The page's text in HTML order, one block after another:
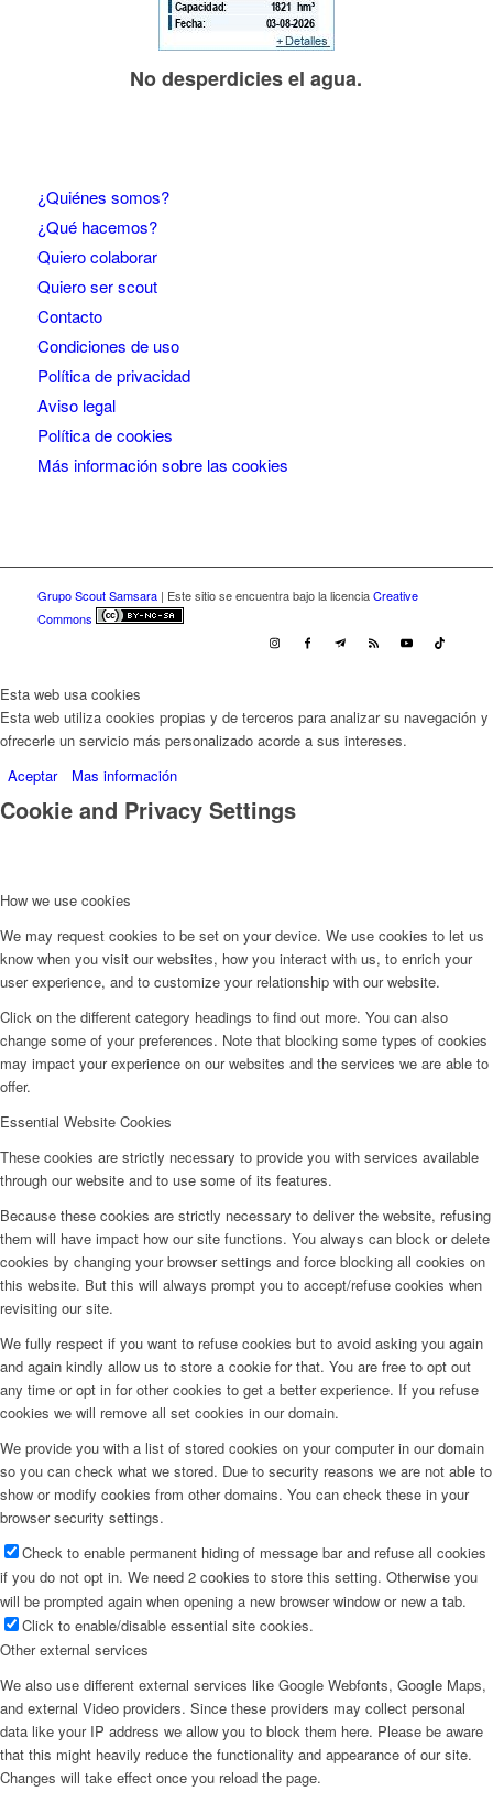
No desperdicies el agua.
¿Quiénes somos?
¿Qué hacemos?
Quiero colaborar
Quiero ser scout
Contacto
Condiciones de uso
Política de privacidad
Aviso legal
Política de cookies
Más información sobre las cookies
Grupo Scout Samsara| Este sitio se encuentra bajo la licenciaCreative
Commons
Esta web usa cookies
Esta web utiliza cookies propias y de terceros para analizar su navegación y
ofrecerle un servicio más personalizado acorde a sus intereses.
Aceptar
Mas información
Cookie and Privacy Settings
How we use cookies
We may request cookies to be set on your device. We use cookies to let us
know when you visit our websites, how you interact with us, to enrich your
user experience, and to customize your relationship with our website.
Click on the different category headings to find out more. You can also
change some of your preferences. Note that blocking some types of cookies
may impact your experience on our websites and the services we are able to
offer.
Essential Website Cookies
These cookies are strictly necessary to provide you with services available
through our website and to use some of its features.
Because these cookies are strictly necessary to deliver the website, refusing
them will have impact how our site functions. You always can block or delete
cookies by changing your browser settings and force blocking all cookies on
this website. But this will always prompt you to accept/refuse cookies when
revisiting our site.
We fully respect if you want to refuse cookies but to avoid asking you again
and again kindly allow us to store a cookie for that. You are free to opt out
any time or opt in for other cookies to get a better experience. If you refuse
cookies we will remove all set cookies in our domain.
We provide you with a list of stored cookies on your computer in our domain
so you can check what we stored. Due to security reasons we are not able to
show or modify cookies from other domains. You can check these in your
browser security settings.
Check to enable permanent hiding of message bar and refuse all cookies
if you do not opt in. We need 2 cookies to store this setting. Otherwise you
will be prompted again when opening a new browser window or new a tab.
Click to enable/disable essential site cookies.
Other external services
We also use different external services like Google Webfonts, Google Maps,
and external Video providers. Since these providers may collect personal
data like your IP address we allow you to block them here. Please be aware
that this might heavily reduce the functionality and appearance of our site.
Changes will take effect once you reload the page.